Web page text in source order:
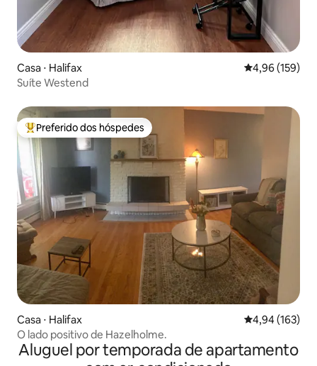
Casa ⋅ Halifax 4,96 de uma
4,96 (159)
Suíte Westend
Entre os melhores preferidos dos hóspedes
Preferido dos hóspedes
Casa ⋅ Halifax 4,94 de uma
4,94 (163)
O lado positivo de Hazelholme.
Aluguel por temporada de apartamento